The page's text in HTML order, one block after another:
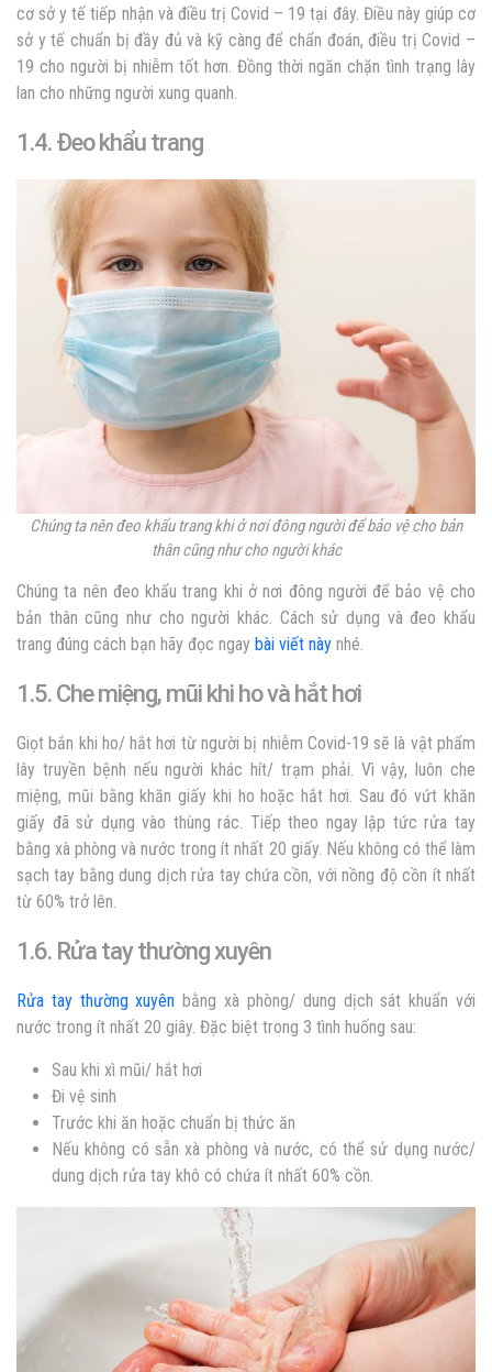
cơ sở y tế tiếp nhận và điều trị Covid – 19 tại đây. Điều này giúp cơ
sở y tế chuẩn bị đầy đủ và kỹ càng để chẩn đoán, điều trị Covid –
19 cho người bị nhiễm tốt hơn. Đồng thời ngăn chặn tình trạng lây
lan cho những người xung quanh.
1.4. Đeo khẩu trang
Chúng ta nên đeo khẩu trang khi ở nơi đông người để bảo vệ cho bản
thân cũng như cho người khác
Chúng ta nên đeo khẩu trang khi ở nơi đông người để bảo vệ cho
bản thân cũng như cho người khác. Cách sử dụng và đeo khẩu
trang đúng cách bạn hãy đọc ngay bài viết này nhé.
1.5. Che miệng, mũi khi ho và hắt hơi
Giọt bắn khi ho/ hắt hơi từ người bị nhiễm Covid-19 sẽ là vật phẩm
lây truyền bệnh nếu người khác hít/ trạm phải. Vì vậy, luôn che
miệng, mũi bằng khăn giấy khi ho hoặc hắt hơi. Sau đó vứt khăn
giấy đã sử dụng vào thùng rác. Tiếp theo ngay lập tức rửa tay
bằng xà phòng và nước trong ít nhất 20 giấy. Nếu không có thể làm
sạch tay bằng dung dịch rửa tay chứa cồn, với nồng độ cồn ít nhất
từ 60% trở lên.
1.6. Rửa tay thường xuyên
Rửa tay thường xuyên bằng xà phòng/ dung dịch sát khuẩn với
nước trong ít nhất 20 giây. Đặc biệt trong 3 tình huống sau:
Sau khi xì mũi/ hắt hơi
Đi vệ sinh
Trước khi ăn hoặc chuẩn bị thức ăn
Nếu không có sẵn xà phòng và nước, có thể sử dụng nước/
dung dịch rửa tay khô có chứa ít nhất 60% cồn.